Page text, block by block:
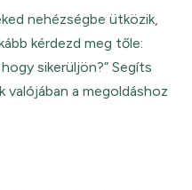
nehézségbe ütközik,
kérdezd meg tőle:
sikerüljön?” Segíts
valójában a megoldáshoz